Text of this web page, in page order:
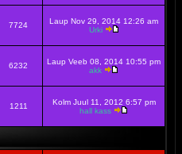
7724
Laup Nov 29, 2014 12:26 am
Urki
6232
Laup Veeb 08, 2014 10:55 pm
akk
1211
Kolm Juul 11, 2012 6:57 pm
hall kass